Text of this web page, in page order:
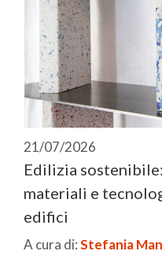
21/07/2026
Edilizia
materiali e
edifici
A cura di:Stefania